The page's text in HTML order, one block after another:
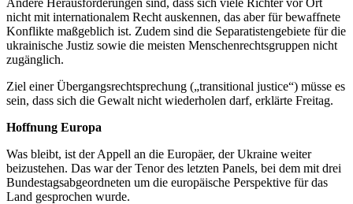
Andere Herausforderungen sind, dass sich viele Richter vor Ort
nicht mit internationalem Recht auskennen, das aber für bewaffnete
Konflikte maßgeblich ist. Zudem sind die Separatistengebiete für die
ukrainische Justiz sowie die meisten Menschenrechtsgruppen nicht
zugänglich.
Ziel einer Übergangsrechtsprechung („transitional justice“) müsse es
sein, dass sich die Gewalt nicht wiederholen darf, erklärte Freitag.
Hoffnung Europa
Was bleibt, ist der Appell an die Europäer, der Ukraine weiter
beizustehen. Das war der Tenor des letzten Panels, bei dem mit drei
Bundestagsabgeordneten um die europäische Perspektive für das
Land gesprochen wurde.